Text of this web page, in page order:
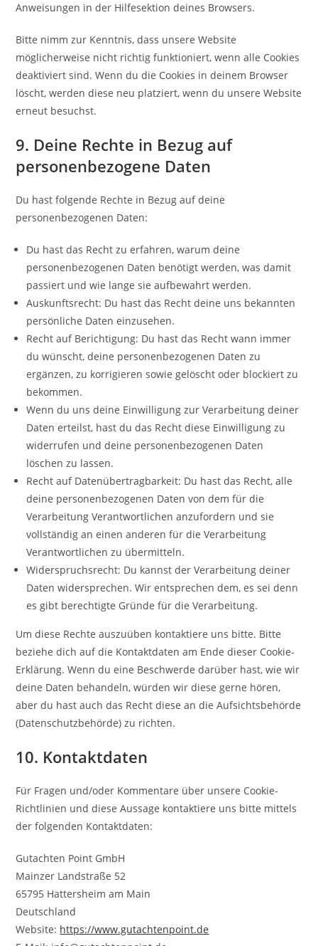
Anweisungen in der Hilfesektion deines Browsers.
Bitte nimm zur Kenntnis, dass unsere Website
möglicherweise nicht richtig funktioniert, wenn alle Cookies
deaktiviert sind. Wenn du die Cookies in deinem Browser
löscht, werden diese neu platziert, wenn du unsere Website
erneut besuchst.
9. Deine Rechte in Bezug auf
personenbezogene Daten
Du hast folgende Rechte in Bezug auf deine
personenbezogenen Daten:
Du hast das Recht zu erfahren, warum deine
personenbezogenen Daten benötigt werden, was damit
passiert und wie lange sie aufbewahrt werden.
Auskunftsrecht: Du hast das Recht deine uns bekannten
persönliche Daten einzusehen.
Recht auf Berichtigung: Du hast das Recht wann immer
du wünscht, deine personenbezogenen Daten zu
ergänzen, zu korrigieren sowie gelöscht oder blockiert zu
bekommen.
Wenn du uns deine Einwilligung zur Verarbeitung deiner
Daten erteilst, hast du das Recht diese Einwilligung zu
widerrufen und deine personenbezogenen Daten
löschen zu lassen.
Recht auf Datenübertragbarkeit: Du hast das Recht, alle
deine personenbezogenen Daten von dem für die
Verarbeitung Verantwortlichen anzufordern und sie
vollständig an einen anderen für die Verarbeitung
Verantwortlichen zu übermitteln.
Widerspruchsrecht: Du kannst der Verarbeitung deiner
Daten widersprechen. Wir entsprechen dem, es sei denn
es gibt berechtigte Gründe für die Verarbeitung.
Um diese Rechte auszuüben kontaktiere uns bitte. Bitte
beziehe dich auf die Kontaktdaten am Ende dieser Cookie-
Erklärung. Wenn du eine Beschwerde darüber hast, wie wir
deine Daten behandeln, würden wir diese gerne hören,
aber du hast auch das Recht diese an die Aufsichtsbehörde
(Datenschutzbehörde) zu richten.
10. Kontaktdaten
Für Fragen und/oder Kommentare über unsere Cookie-
Richtlinien und diese Aussage kontaktiere uns bitte mittels
der folgenden Kontaktdaten:
Gutachten Point GmbH
Mainzer Landstraße 52
65795 Hattersheim am Main
Deutschland
Website: https://www.gutachtenpoint.de